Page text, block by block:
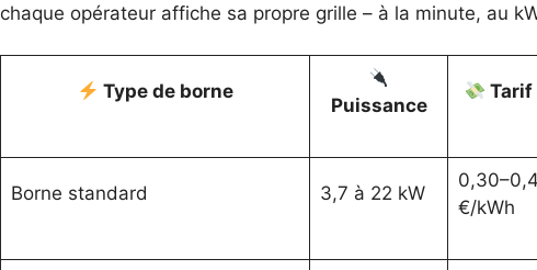
chaque opérateur affiche sa propre grille – à la minute, au
Type de borne
Puissance
Tarif
Borne standard 3,7 à 22 kW
€/kWh